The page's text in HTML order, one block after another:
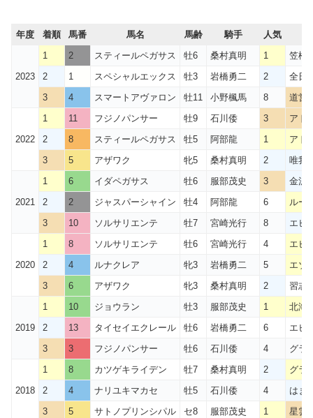
年度 着順 馬番 馬名 馬齢 騎手 人気
2023
1 2 スティールペガサス 牡6 桑村真明 1
笠松
2
1 スペシャルエックス 牡3 岩橋勇二 2
全日
3
4 スマートアヴァロン 牡11 小野楓馬 8 道営
2022
1 11 フジノパンサー 牡9 石川倭 3
アド
2
8 スティールペガサス 牡5 阿部龍 1
アド
3
5 アザワク 牝5 桑村真明 2 唯我
2021
1 6 イダペガサス 牡6 服部茂史 3
金沢
2
2 ジャスパーシャイン 牡4 阿部龍 6
ルー
3
10 ソルサリエンテ 牡7 宮崎光行 8 エピ
2020
1 8 ソルサリエンテ 牡6 宮崎光行 4
エピ
2
4 ルナクレア 牝3 岩橋勇二 5
エゾ
3
6 アザワク 牝3 桑村真明 2 習志
2019
1 10 ジョウラン 牡3 服部茂史 1
北海
2
13 タイセイエクレール 牡6 岩橋勇二 6
エピ
3
3 フジノパンサー 牡6 石川倭 4 グラ
2018
1 8 カツゲキライデン 牡7 桑村真明 2
グラ
2
4 ナリユキマカセ 牡5 石川倭 4
はま
3
5 サトノプリンシパル セ8 服部茂史 1 星雲